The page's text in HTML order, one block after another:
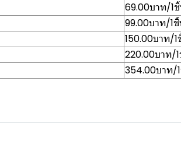
69.00บาท/1
99.00บาท/1
150.00บาท/1
220.00บาท/
354.00บาท/